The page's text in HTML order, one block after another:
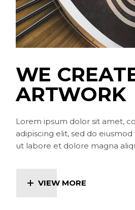
WE
ARTWORK
Lorem ipsum dolor sit amet,
adipiscing elit, sed do
ut labore et dolore magna
VIEW MORE